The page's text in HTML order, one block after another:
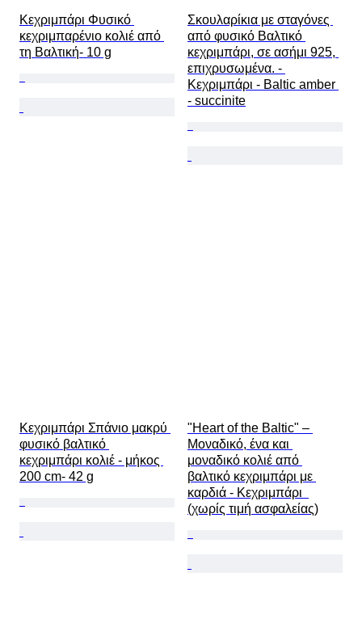
Κεχριμπάρι Φυσικό
κεχριμπαρένιο κολιέ από
τη Βαλτική- 10 g
Σκουλαρίκια με σταγόνες
από φυσικό Βαλτικό
κεχριμπάρι, σε ασήμι 925,
επιχρυσωμένα. -
Κεχριμπάρι - Baltic amber
- succinite
Κεχριμπάρι Σπάνιο μακρύ
φυσικό βαλτικό
κεχριμπάρι κολιέ - μήκος
200 cm- 42 g
"Heart of the Baltic" –
Μοναδικό, ένα και
μοναδικό κολιέ από
βαλτικό κεχριμπάρι με
καρδιά - Κεχριμπάρι
(χωρίς τιμή ασφαλείας)